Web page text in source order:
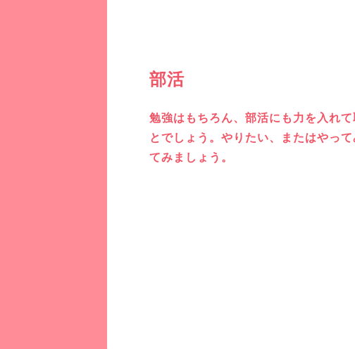
部活
勉強はもちろん、部活にも力を入れ
とでしょう。やりたい、またはやっ
てみましょう。